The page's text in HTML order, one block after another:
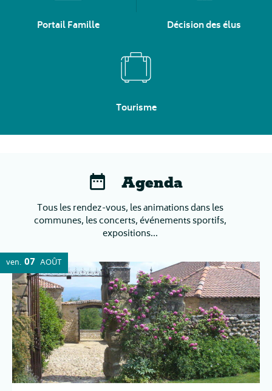
Portail Famille Décision des élus
Tourisme
Agenda
Tous les rendez-vous, les animations dans les
communes, les concerts, événements sportifs,
expositions...
ven. 07 AOÛT